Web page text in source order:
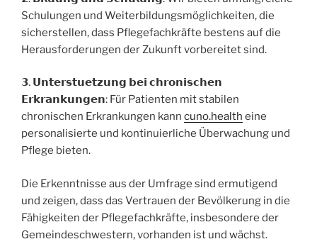
Schulungen und Weiterbildungsmöglichkeiten, die
sicherstellen, dass Pflegefachkräfte bestens auf die
Herausforderungen der Zukunft vorbereitet sind.
𝟯. 𝗨𝗻𝘁𝗲𝗿𝘀𝘁𝘂𝗲𝘁𝘇𝘂𝗻𝗴 𝗯𝗲𝗶 𝗰𝗵𝗿𝗼𝗻𝗶𝘀𝗰𝗵𝗲𝗻
𝗘𝗿𝗸𝗿𝗮𝗻𝗸𝘂𝗻𝗴𝗲𝗻: Für Patienten mit stabilen
chronischen Erkrankungen kann cuno.health eine
personalisierte und kontinuierliche Überwachung und
Pflege bieten.
Die Erkenntnisse aus der Umfrage sind ermutigend
und zeigen, dass das Vertrauen der Bevölkerung in die
Fähigkeiten der Pflegefachkräfte, insbesondere der
Gemeindeschwestern, vorhanden ist und wächst.